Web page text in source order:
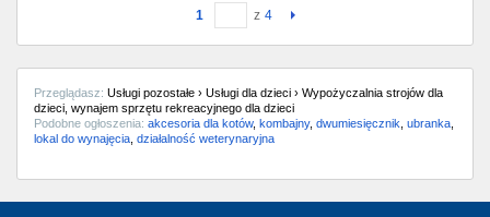
1 z 4
Przeglądasz: Usługi pozostałe › Usługi dla dzieci › Wypożyczalnia strojów dla
dzieci, wynajem sprzętu rekreacyjnego dla dzieci
Podobne ogłoszenia: akcesoria dla kotów, kombajny, dwumiesięcznik ubranka
lokal do wynajęcia działalność weterynaryjna